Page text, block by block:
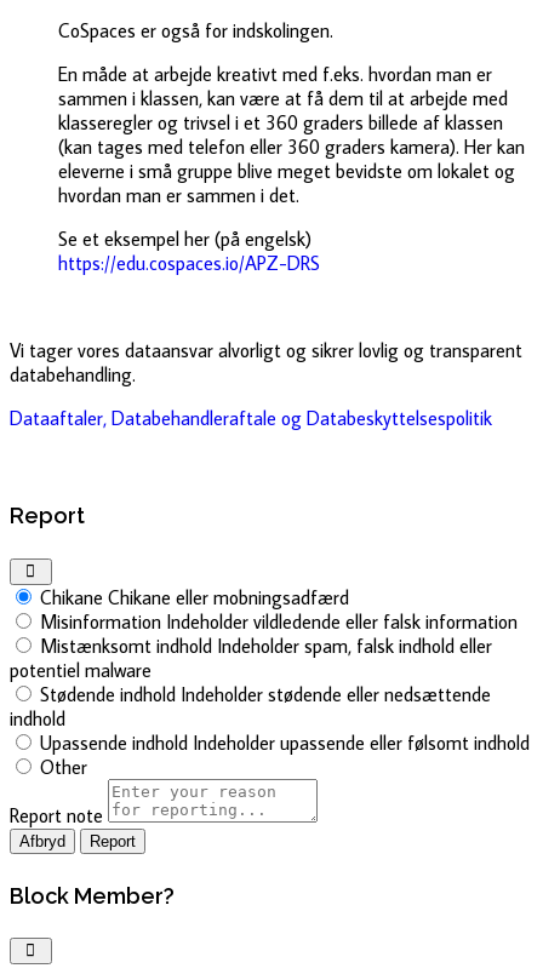
CoSpaces er også for indskolingen.
En måde at arbejde kreativt med f.eks. hvordan man er
sammen i klassen, kan være at få dem til at arbejde med
klasseregler og trivsel i et 360 graders billede af klassen
(kan tages med telefon eller 360 graders kamera). Her kan
eleverne i små gruppe blive meget bevidste om lokalet og
hvordan man er sammen i det.
Se et eksempel her (på engelsk)
https://edu.cospaces.io/APZ-DRS
Vi tager vores dataansvar alvorligt og sikrer lovlig og transparent
databehandling.
Dataaftaler, Databehandleraftale og Databeskyttelsespolitik
Report
Chikane Chikane eller mobningsadfærd
Misinformation Indeholder vildledende eller falsk information
Mistænksomt indhold Indeholder spam, falsk indhold eller
potentiel malware
Stødende indhold Indeholder stødende eller nedsættende
indhold
Upassende indhold Indeholder upassende eller følsomt indhold
Other
Report note
Report
Block Member?